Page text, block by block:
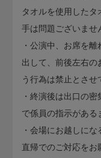
タオルを使用した
手は問題ございませ
・公演中、お席を
出して、前後左右の
う行為は禁止とさせ
・終演後は出口の
で係員の指示がある
・会場にお越しに
直帰でのご対応をお